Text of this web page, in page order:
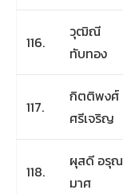
116.
วุฒิณี
ทับทอง
117.
กิตติพงศ์
ศรีเจริญ
118.
ผุสดี อรุณ
มาศ